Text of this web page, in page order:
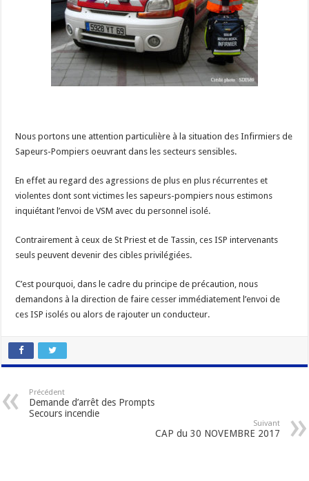
Nous portons une attention particulière à la situation des Infirmiers de
Sapeurs-Pompiers oeuvrant dans les secteurs sensibles.
En effet au regard des agressions de plus en plus récurrentes et
violentes dont sont victimes les sapeurs-pompiers nous estimons
inquiétant l’envoi de VSM avec du personnel isolé.
Contrairement à ceux de St Priest et de Tassin, ces ISP intervenants
seuls peuvent devenir des cibles privilégiées.
C’est pourquoi, dans le cadre du principe de précaution, nous
demandons à la direction de faire cesser immédiatement l’envoi de
ces ISP isolés ou alors de rajouter un conducteur.
Précédent
Demande d’arrêt des Prompts
Secours incendie
Suivant
CAP du 30 NOVEMBRE 2017